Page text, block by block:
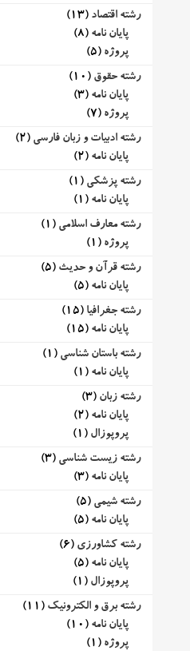
رشته اقتصاد (13)
پایان نامه (8)
پروژه (5)
رشته حقوق (10)
پایان نامه (3)
پروژه (7)
رشته ادبیات و زبان فارسی (2)
پایان نامه (2)
رشته پزشکی (1)
پایان نامه (1)
رشته معارف اسلامی (1)
پروژه (1)
رشته قرآن و حدیث (5)
پایان نامه (5)
رشته جغرافیا (15)
پایان نامه (15)
رشته باستان شناسی (1)
پایان نامه (1)
رشته زبان (3)
پایان نامه (2)
پروپوزال (1)
رشته زیست شناسی (3)
پایان نامه (3)
رشته شیمی (5)
پایان نامه (5)
رشته کشاورزی (6)
پایان نامه (5)
پروپوزال (1)
رشته برق و الکترونیک (11)
پایان نامه (10)
پروژه (1)